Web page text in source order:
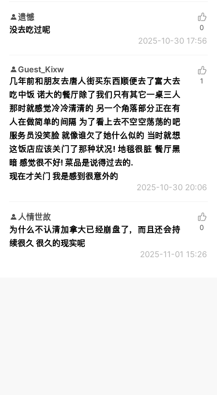
遗憾
没去吃过呢
2025-10-30 17:56
0
Guest_Kixw
几年前和朋友去唐人街买东西顺便去了富大去
吃中饭 诺大的餐厅除了我们只有其它一桌三人
那时就感觉冷冷清清的 另一个角落部分正在有
人在做简单的间隔 为了看上去不空空荡荡的吧
服务员没笑脸 就像谁欠了她什么似的 当时就想
这饭店应该关门了那种状况! 地毯很脏 餐厅黑
暗 感觉很不好! 菜品是说得过去的.
现在才关门 我是感到很意外的
2025-10-30 20:06
1
人情世故
为什么不认清加拿大已经崩盘了，而且还会持
续很久 很久的现实呢
2025-11-01 15:26
0